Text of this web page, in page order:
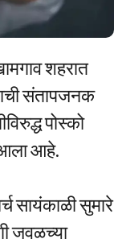
शहरात
संतापजनक
पोस्को
आला आहे.
सायंकाळी सुमारे
जवळच्या